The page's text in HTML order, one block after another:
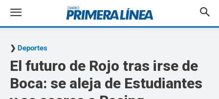
Deportes
El futuro de Rojo tras irse de
Boca: se aleja de Estudiantes